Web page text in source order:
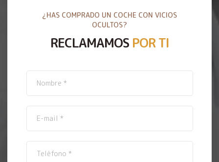
¿HAS COMPRADO UN COCHE CON VICIOS
OCULTOS?
RECLAMAMOS POR TI